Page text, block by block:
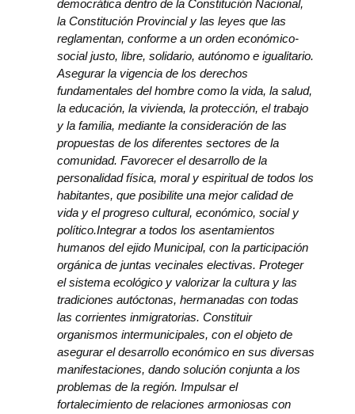
democrática dentro de la Constitución Nacional,
la Constitución Provincial y las leyes que las
reglamentan, conforme a un orden económico-
social justo, libre, solidario, autónomo e igualitario.
Asegurar la vigencia de los derechos
fundamentales del hombre como la vida, la salud,
la educación, la vivienda, la protección, el trabajo
y la familia, mediante la consideración de las
propuestas de los diferentes sectores de la
comunidad. Favorecer el desarrollo de la
personalidad física, moral y espiritual de todos los
habitantes, que posibilite una mejor calidad de
vida y el progreso cultural, económico, social y
político.Integrar a todos los asentamientos
humanos del ejido Municipal, con la participación
orgánica de juntas vecinales electivas. Proteger
el sistema ecológico y valorizar la cultura y las
tradiciones autóctonas, hermanadas con todas
las corrientes inmigratorias. Constituir
organismos intermunicipales, con el objeto de
asegurar el desarrollo económico en sus diversas
manifestaciones, dando solución conjunta a los
problemas de la región. Impulsar el
fortalecimiento de relaciones armoniosas con